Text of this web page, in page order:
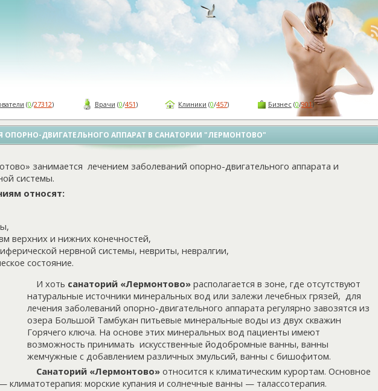
(0/27312) Врачи (0/451) Клиники (0/457) Бизнес(0/901)
ОПОРНО-ДВИГАТЕЛЬНОГО АППАРАТ В САНАТОРИИ "ЛЕРМОНТОВО"
занимается лечением заболеваний опорно-двигательного аппарата и
системы.
относят:
верхних и нижних конечностей,
нервной системы, невриты, невралгии,
состояние.
И хоть санаторий «Лермонтово» располагается в зоне, где отсутствуют
натуральные источники минеральных вод или залежи лечебных грязей, для
лечения заболеваний опорно-двигательного аппарата регулярно завозятся из
озера Большой Тамбукан питьевые минеральные воды из двух скважин
Горячего ключа. На основе этих минеральных вод пациенты имеют
возможность принимать искусственные йодобромные ванны, ванны
жемчужные с добавлением различных эмульсий, ванны с бишофитом.
Санаторий «Лермонтово» относится к климатическим курортам. Основное
климатотерапия: морские купания и солнечные ванны — талассотерапия.